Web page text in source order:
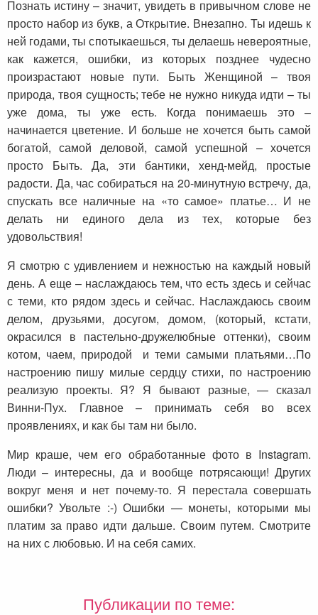
Познать истину – значит, увидеть в привычном слове не
просто набор из букв, а Открытие. Внезапно. Ты идешь к
ней годами, ты спотыкаешься, ты делаешь невероятные,
как кажется, ошибки, из которых позднее чудесно
произрастают новые пути. Быть Женщиной – твоя
природа, твоя сущность; тебе не нужно никуда идти – ты
уже дома, ты уже есть. Когда понимаешь это –
начинается цветение. И больше не хочется быть самой
богатой, самой деловой, самой успешной – хочется
просто Быть. Да, эти бантики, хенд-мейд, простые
радости. Да, час собираться на 20-минутную встречу, да,
спускать все наличные на «то самое» платье… И не
делать ни единого дела из тех, которые без
удовольствия!
Я смотрю с удивлением и нежностью на каждый новый
день. А еще – наслаждаюсь тем, что есть здесь и сейчас
с теми, кто рядом здесь и сейчас. Наслаждаюсь своим
делом, друзьями, досугом, домом, (который, кстати,
окрасился в пастельно-дружелюбные оттенки), своим
котом, чаем, природой и теми самыми платьями…По
настроению пишу милые сердцу стихи, по настроению
реализую проекты. Я? Я бывают разные, — сказал
Винни-Пух. Главное – принимать себя во всех
проявлениях, и как бы там ни было.
Мир краше, чем его обработанные фото в Instagram.
Люди – интересны, да и вообще потрясающи! Других
вокруг меня и нет почему-то. Я перестала совершать
ошибки? Увольте :-) Ошибки — монеты, которыми мы
платим за право идти дальше. Своим путем. Смотрите
на них с любовью. И на себя самих.
Публикации по теме: